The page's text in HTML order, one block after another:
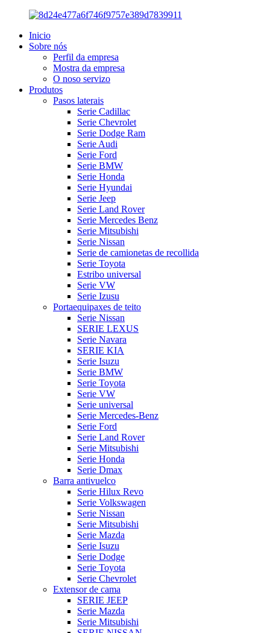
Inicio
Sobre nós
Perfil da empresa
Mostra da empresa
O noso servizo
Produtos
Pasos laterais
Serie Cadillac
Serie Chevrolet
Serie Dodge Ram
Serie Audi
Serie Ford
Serie BMW
Serie Honda
Serie Hyundai
Serie Jeep
Serie Land Rover
Serie Mercedes Benz
Serie Mitsubishi
Serie Nissan
Serie de camionetas de recollida
Serie Toyota
Estribo universal
Serie VW
Serie Izusu
Portaequipaxes de teito
Serie Nissan
SERIE LEXUS
Serie Navara
SERIE KIA
Serie Isuzu
Serie BMW
Serie Toyota
Serie VW
Serie universal
Serie Mercedes-Benz
Serie Ford
Serie Land Rover
Serie Mitsubishi
Serie Honda
Serie Dmax
Barra antivuelco
Serie Hilux Revo
Serie Volkswagen
Serie Nissan
Serie Mitsubishi
Serie Mazda
Serie Isuzu
Serie Dodge
Serie Toyota
Serie Chevrolet
Extensor de cama
SERIE JEEP
Serie Mazda
Serie Mitsubishi